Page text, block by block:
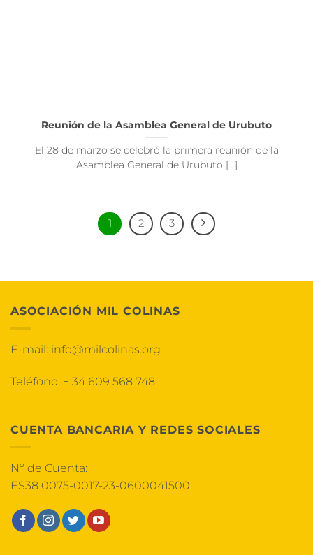
Reunión de la Asamblea General de Urubuto
El 28 de marzo se celebró la primera reunión de la
Asamblea General de Urubuto [...]
1 2 3
ASOCIACIÓN MIL COLINAS
E-mail: info@milcolinas.org
Teléfono: + 34 609 568 748
CUENTA BANCARIA Y REDES SOCIALES
Nº de Cuenta:
ES38 0075-0017-23-0600041500